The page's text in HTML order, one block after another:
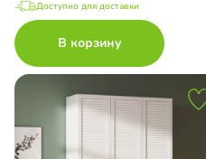
Доступно для доставки
В корзину